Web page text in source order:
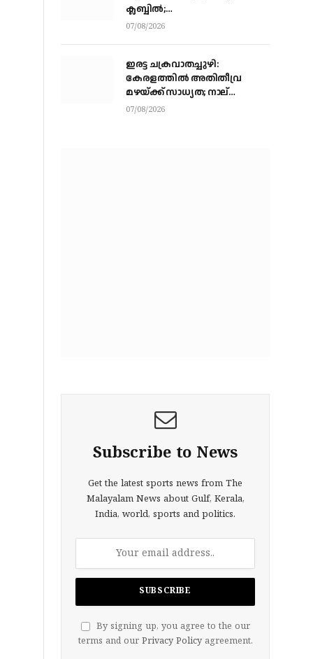
ക്ലബ്ബില്‍;
ട്രാബ്‌സണ്‍സ്‌പോറിലെ കരാര്‍
07/08/2026
ഇരട്ട ചക്രവാതച്ചുഴി:
കേരളത്തില്‍ അതിതീവ്ര
മഴയ്ക്ക് സാധ്യത; നാല്
ജില്ലകളില്‍ റെഡ് അലര്‍ട്ട്
07/08/2026
Subscribe to News
Get the latest sports news from The
Malayalam News about Gulf, Kerala,
India, world, sports and politics.
By signing up, you agree to the our
terms and our Privacy Policyagreement.